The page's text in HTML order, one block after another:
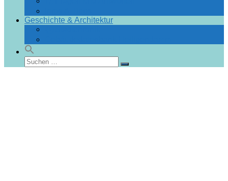
Geschichte & Architektur
Suchen
nach:
Suchen